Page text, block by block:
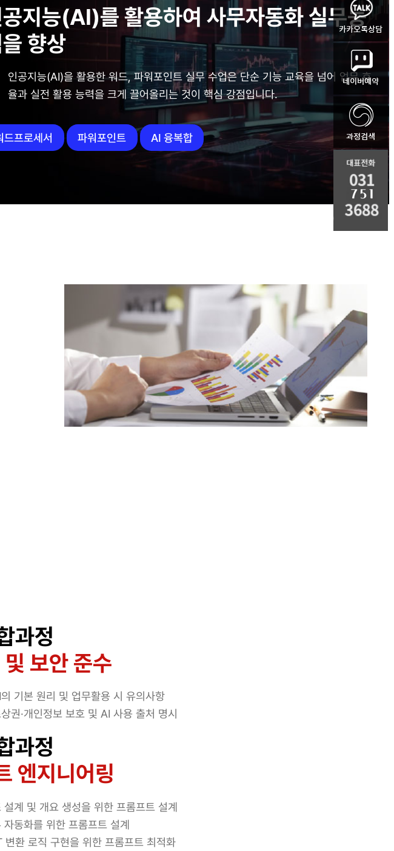
지능(AI)를 활용하여 사무자동화 실무능
향상
인공지능(AI)을 활용한 워드, 파워포인트 실무 수업은 단순 기능 교육을 넘어 업무 효
율과 실전 활용 능력을 크게 끌어올리는 것이 핵심 강점입니다.
드프로세서 파워포인트 AI 융복합
과정
보안 준수
기본 원리 및 업무활용 시 유의사항
권·개인정보 보호 및 AI 사용 출처 명시
과정
엔지니어링
설계 및 개요 생성을 위한 프롬프트 설계
자동화를 위한 프롬프트 설계
변환 로직 구현을 위한 프롬프트 최적화